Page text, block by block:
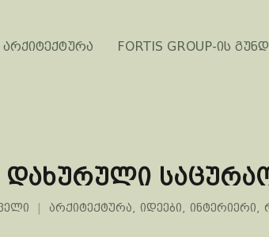
არქიტექტურა FORTIS GROUP-ის
დახურული
არქიტექტურა იდეები ინტერიერი